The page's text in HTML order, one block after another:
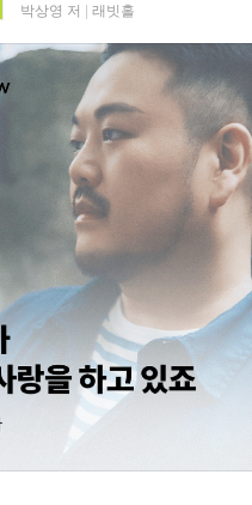
박상영 저 래빗홀